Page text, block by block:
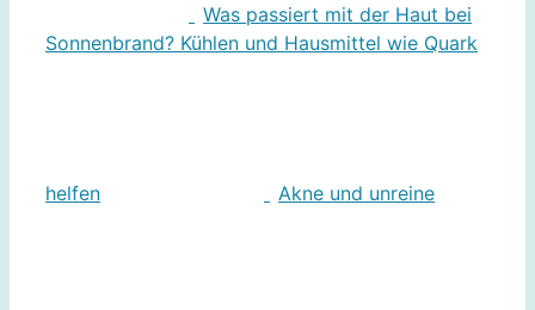
Was passiert mit der Haut bei
Sonnenbrand? Kühlen und Hausmittel wie Quark
helfen Akne und unreine